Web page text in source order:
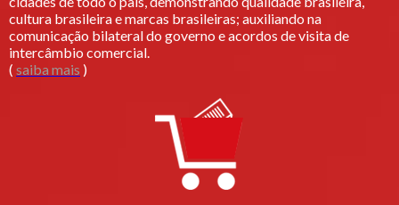
cultura brasileira e marcas brasileiras; auxiliando na
comunicação bilateral do governo e acordos de visita de
intercâmbio comercial.
( saiba mais )